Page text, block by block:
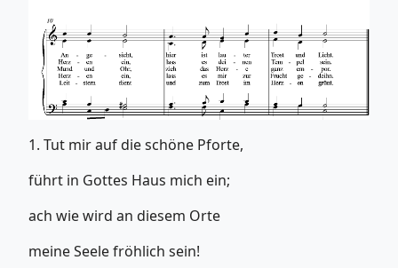
1. Tut mir auf die schöne Pforte,
führt in Gottes Haus mich ein;
ach wie wird an diesem Orte
meine Seele fröhlich sein!